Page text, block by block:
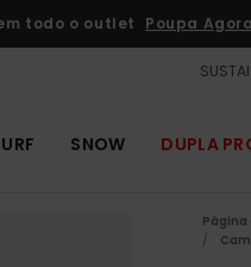
todo o outlet Poupa Agora
SNOW DUPLA
Página